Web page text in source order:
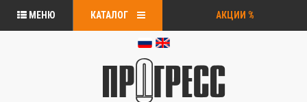
МЕНЮ КАТАЛОГ АКЦИИ %